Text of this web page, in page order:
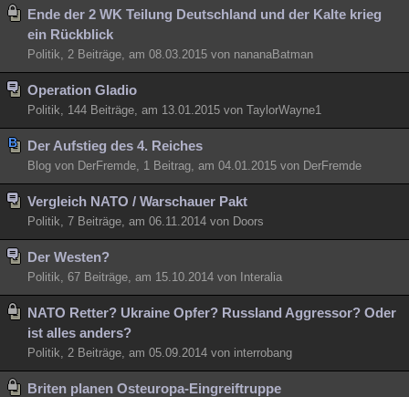
Ende der 2 WK Teilung Deutschland und der Kalte krieg
ein Rückblick
Politik, 2 Beiträge, am 08.03.2015 von nananaBatman
Operation Gladio
Politik, 144 Beiträge, am 13.01.2015 von TaylorWayne1
Der Aufstieg des 4. Reiches
Blog von DerFremde, 1 Beitrag, am 04.01.2015 von DerFremde
Vergleich NATO / Warschauer Pakt
Politik, 7 Beiträge, am 06.11.2014 von Doors
Der Westen?
Politik, 67 Beiträge, am 15.10.2014 von Interalia
NATO Retter? Ukraine Opfer? Russland Aggressor? Oder
ist alles anders?
Politik, 2 Beiträge, am 05.09.2014 von interrobang
Briten planen Osteuropa-Eingreiftruppe